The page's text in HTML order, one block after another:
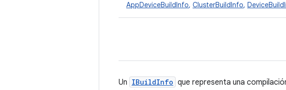
AppDeviceBuildInfo, ClusterBuildInfo,
Un IBuildInfo que representa una